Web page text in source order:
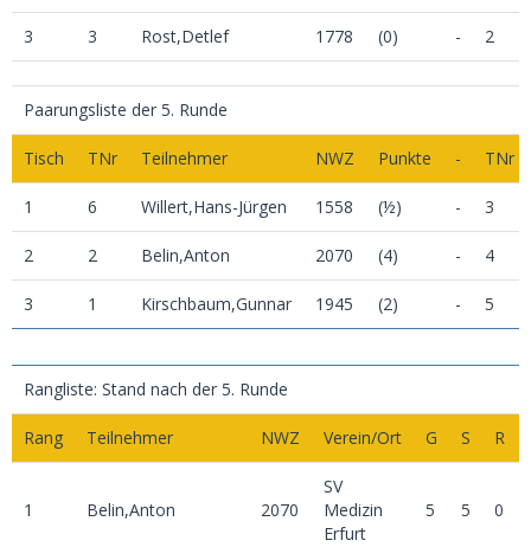
3 3 Rost,Detlef 1778 (0) - 2
Paarungsliste der 5. Runde
Tisch TNr Teilnehmer NWZ Punkte - TNr
1 6 Willert,Hans-Jürgen 1558 (½) - 3
2 2 Belin,Anton 2070 (4) - 4
3 1 Kirschbaum,Gunnar 1945 (2) - 5
Rangliste: Stand nach der 5. Runde
Rang Teilnehmer NWZ Verein/Ort G S R
1 Belin,Anton 2070
SV
Medizin
Erfurt
5 5 0